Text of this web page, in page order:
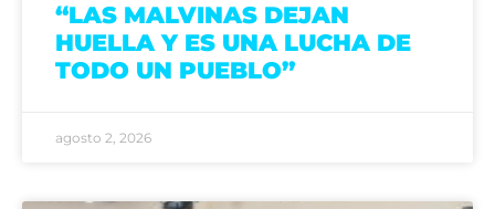
“LAS MALVINAS DEJAN
HUELLA Y ES UNA LUCHA DE
TODO UN PUEBLO”
agosto 2, 2026